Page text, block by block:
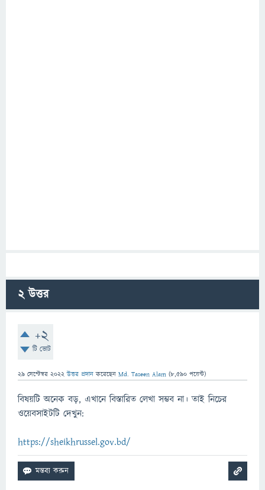
2উত্তর
+2
টি ভোট
29 সেপ্টেম্বর 2022 উত্তর প্রদান করেছেন Md. Taseen Alam (8,590 পয়েন্ট)
বিষয়টি অনেক বড়, এখানে বিস্তারিত লেখা সম্ভব না। তাই নিচের
ওয়েবসাইটটি দেখুন:
https://sheikhrussel.gov.bd/